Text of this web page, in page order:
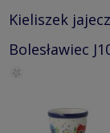
Kieliszek
Bolesławiec